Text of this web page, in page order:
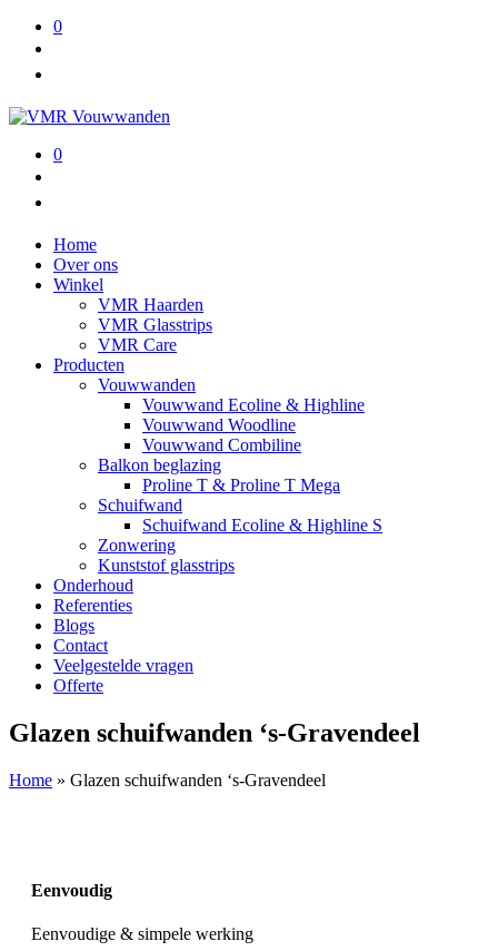
0
0
Home
Over ons
Winkel
VMR Haarden
VMR Glasstrips
VMR Care
Producten
Vouwwanden
Vouwwand Ecoline & Highline
Vouwwand Woodline
Vouwwand Combiline
Balkon beglazing
Proline T & Proline T Mega
Schuifwand
Schuifwand Ecoline & Highline S
Zonwering
Kunststof glasstrips
Onderhoud
Referenties
Blogs
Contact
Veelgestelde vragen
Offerte
Glazen schuifwanden ‘s-Gravendeel
Home » Glazen schuifwanden ‘s-Gravendeel
Eenvoudig
Eenvoudige & simpele werking